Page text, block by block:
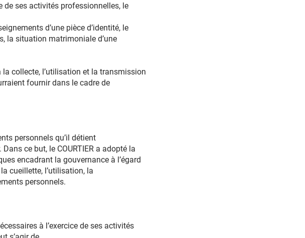
de ses activités professionnelles, le
d’une pièce d’identité, le
la situation matrimoniale d’une
collecte, l’utilisation et la transmission
fournir dans le cadre de
personnels qu’il détient
ce but, le COURTIER a adopté la
encadrant la gouvernance à l’égard
cueillette, l’utilisation, la
personnels.
à l’exercice de ses activités